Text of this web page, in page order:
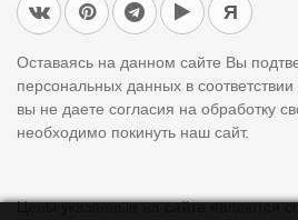
Я
Оставаясь на данном сайте Вы
персональных данных в соответствии
вы не даете согласия на обработку
необходимо покинуть наш сайт.
Цены указанные на сайте являются